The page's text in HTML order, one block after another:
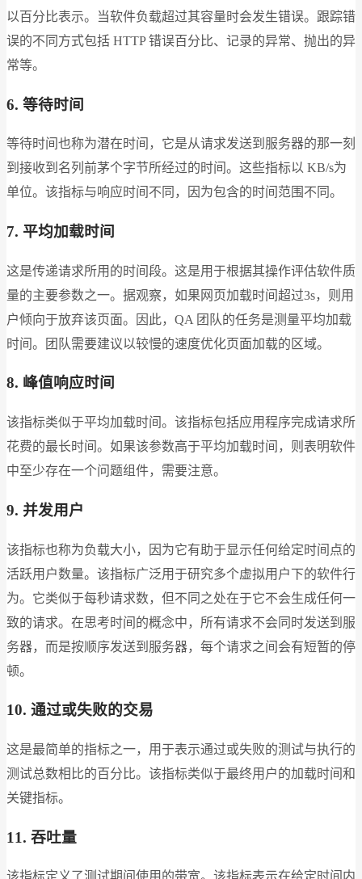
以百分比表示。当软件负载超过其容量时会发生错误。跟踪错
误的不同方式包括 HTTP 错误百分比、记录的异常、抛出的异
常等。
6. 等待时间
等待时间也称为潜在时间，它是从请求发送到服务器的那一刻
到接收到名列前茅个字节所经过的时间。这些指标以 KB/s为
单位。该指标与响应时间不同，因为包含的时间范围不同。
7. 平均加载时间
这是传递请求所用的时间段。这是用于根据其操作评估软件质
量的主要参数之一。据观察，如果网页加载时间超过3s，则用
户倾向于放弃该页面。因此，QA 团队的任务是测量平均加载
时间。团队需要建议以较慢的速度优化页面加载的区域。
8. 峰值响应时间
该指标类似于平均加载时间。该指标包括应用程序完成请求所
花费的最长时间。如果该参数高于平均加载时间，则表明软件
中至少存在一个问题组件，需要注意。
9. 并发用户
该指标也称为负载大小，因为它有助于显示任何给定时间点的
活跃用户数量。该指标广泛用于研究多个虚拟用户下的软件行
为。它类似于每秒请求数，但不同之处在于它不会生成任何一
致的请求。在思考时间的概念中，所有请求不会同时发送到服
务器，而是按顺序发送到服务器，每个请求之间会有短暂的停
顿。
10. 通过或失败的交易
这是最简单的指标之一，用于表示通过或失败的测试与执行的
测试总数相比的百分比。该指标类似于最终用户的加载时间和
关键指标。
11. 吞吐量